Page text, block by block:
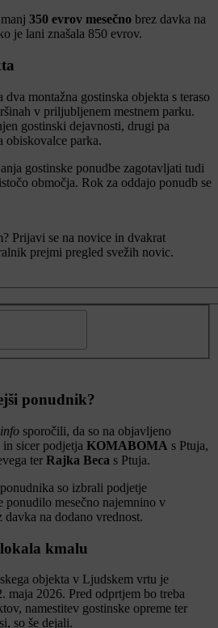
350 evrov mesečno brez davka na
je lani znašala 850 evrov.
montažna gostinska objekta s teraso
v priljubljenem mestnem parku.
gostinski dejavnosti, drugi pa
obiskovalce parka.
gostinske ponudbe zagotavljati tudi
območja. Rok za oddajo ponudb se
Prijavi se na novice in dvakrat
prejmi pregled svežih novic.
ponudnik?
sporočili, da so na objavljeno
sicer podjetja KOMABOMA s Ptuja,
ter Rajka Beca s Ptuja.
so izbrali podjetje
mesečno najemnino v
na dodano vrednost.
kmalu
objekta v Ljudskem vrtu je
maja 2026. Pred odprtjem bo treba
namestitev gostinske opreme ter
so še dejali.